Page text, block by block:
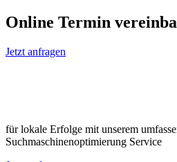
Online Termin
Jetzt anfragen
für lokale Erfolge mit unserem
Suchmaschinenoptimierung Service